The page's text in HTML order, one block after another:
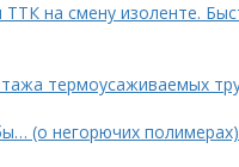
на смену изоленте.
термоусаживаемых
(о негорючих полимерах)